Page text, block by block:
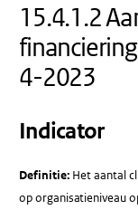
15.4.1.2
4-2023
Indicator
Definitie: Het aantal
op organisatieniveau